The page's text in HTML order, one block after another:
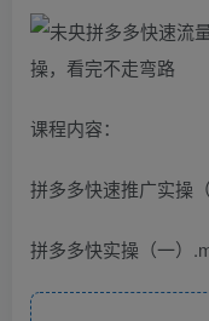
课程内容：
拼多多快速推广实操
拼多多快实操（一）